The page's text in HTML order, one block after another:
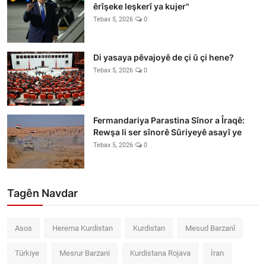
êrîşeke leşkerî ya kujer"
Tebax 5, 2026 0
Di yasaya pêvajoyê de çi û çi hene?
Tebax 5, 2026 0
Fermandariya Parastina Sînor a Îraqê:
Rewşa li ser sînorê Sûriyeyê asayî ye
Tebax 5, 2026 0
Tagên Navdar
Asos Herema Kurdistan Kurdistan Mesud Barzanî
Türkiye Mesrur Barzani Kurdistana Rojava İran